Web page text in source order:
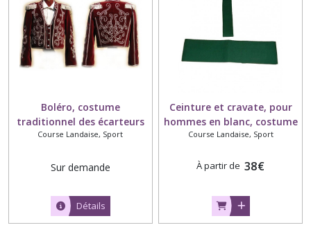
Boléro, costume
traditionnel des écarteurs
landais, réservé Ecarteurs
Course Landaise, Sport
Sur demande
Détails
Ceinture et cravate, pour
hommes en blanc, costume
traditionnel de Course
Course Landaise, Sport
À partir de 38€